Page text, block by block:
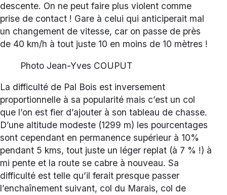
descente. On ne peut faire plus violent comme
prise de contact ! Gare à celui qui anticiperait mal
un changement de vitesse, car on passe de près
de 40 km/h à tout juste 10 en moins de 10 mètres !
Photo Jean-Yves COUPUT
La difficulté de Pal Bois est inversement
proportionnelle à sa popularité mais c’est un col
que l’on est fier d’ajouter à son tableau de chasse.
D’une altitude modeste (1299 m) les pourcentages
sont cependant en permanence supérieur à 10%
pendant 5 kms, tout juste un léger replat (à 7 % !) à
mi pente et la route se cabre à nouveau. Sa
difficulté est telle qu’il ferait presque passer
l’enchaînement suivant, col du Marais, col de